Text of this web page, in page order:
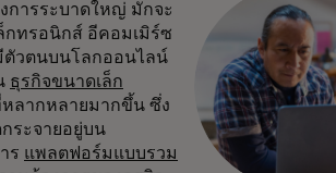
การระบาดใหญ่ มักจะ
กทรอนิกส์ อีคอมเมิร์ซ
ตัวตนบนโลกออนไลน์
ธุรกิจขนาดเล็ก
หลากหลายมากขึ้น ซึ่ง
ระจายอยู่บน
ร แพลตฟอร์มแบบรวม